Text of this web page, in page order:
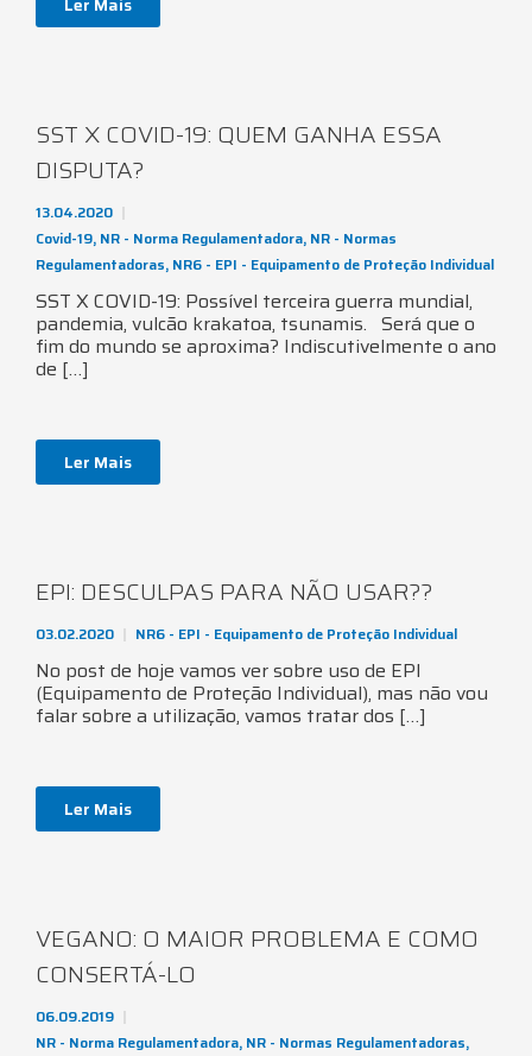
SST X COVID-19: QUEM GANHA ESSA
DISPUTA?
13.04.2020
Covid-19, NR - Norma Regulamentadora, NR - Normas
Regulamentadoras, NR6 - EPI - Equipamento de Proteção Individual
SST X COVID-19: Possível terceira guerra mundial,
pandemia, vulcão krakatoa, tsunamis. Será que o
fim do mundo se aproxima? Indiscutivelmente o ano
de […]
Ler Mais
EPI: DESCULPAS PARA NÃO USAR??
03.02.2020 NR6 - EPI - Equipamento de Proteção Individual
No post de hoje vamos ver sobre uso de EPI
(Equipamento de Proteção Individual), mas não vou
falar sobre a utilização, vamos tratar dos […]
Ler Mais
VEGANO: O MAIOR PROBLEMA E COMO
CONSERTÁ-LO
06.09.2019
NR - Norma Regulamentadora, NR - Normas Regulamentadoras,